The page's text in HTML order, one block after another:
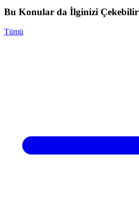
Bu Konular da İlginizi Çekebilir
Tümü